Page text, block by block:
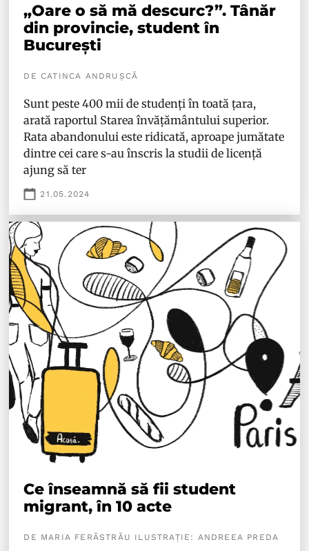
„Oare o să mă descurc?”. Tânăr
din provincie, student în
București
DE CATINCA ANDRUȘCĂ
Sunt peste 400 mii de studenți în toată țara,
arată raportul Starea învățământului superior.
Rata abandonului este ridicată, aproape jumătate
dintre cei care s-au înscris la studii de licență
ajung să ter
21.05.2024
Ce înseamnă să fii student
migrant, în 10 acte
DE MARIA FERĂSTRĂU ILUSTRAȚIE: ANDREEA PREDA